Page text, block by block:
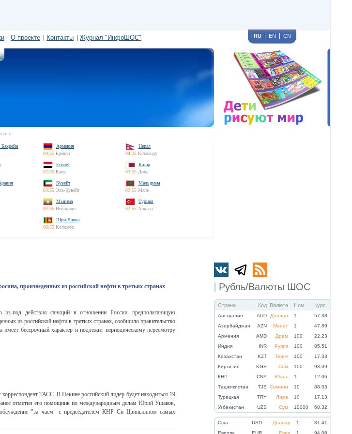
О проекте Контакты Журнал "ИнфоШОС" RU EN CN
Бахрейн
Армения
04:25 Ереван
Непал
04:25 Катманду
Египет
02:55 Каир
Катар
03:55 Доха
Кувейт
03:55 Эль-Кувейт
Мальдивы
03:55 Мале
Мьянма
03:55 Нейпьидо
Турция
02:55 Анкара
Шри-Ланка
06:55 Коломбо
Рубль/Валюты ШОС
Страна Код Валюта Ном. Курс
Австралия AUD Доллар 1
57.38
Азербайджан
AZN Манат 1
47.89
Армения
AMD Драм 100
22.23
Индия
INR Рупия 100
85.51
Казахстан
KZT Тенге 100
17.33
Киргизия
KGS Сом 100
93.09
КНР
CNY Юань 1
12.06
Таджикистан
TJS Сомони 10
88.03
Турецкая
TRY Лира 10
17.13
Узбекистан
UZS Сум 10000 68.32
Cша USD Доллар 1
81.41
Eвропа
EUR Евро 1 94.06
произведенных из российской нефти в третьих странах
под действия санкций в отношении России, предполагающую
из российской нефти в третьих странах, сообщило правительство
бессрочный характер и подлежит периодическому пересмотру
ТАСС. В Пекине российский лидер будет находиться 19
отметил его помощник по международным делам Юрий Ушаков,
"за чаем" с председателем КНР Си Цзиньпином самых